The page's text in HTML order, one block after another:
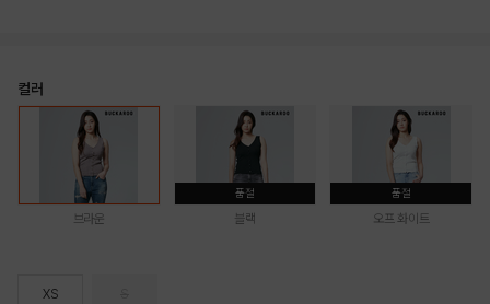
컬러
브라운
품절
블랙
품절
오프 화이트
XS